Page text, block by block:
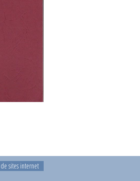
sites internet